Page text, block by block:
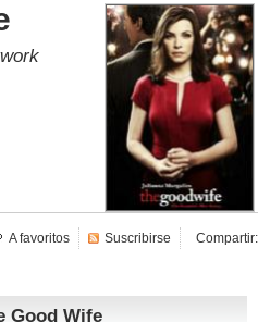
Crear cuenta
Compartir:
A favoritos Suscribirse
Good Wife